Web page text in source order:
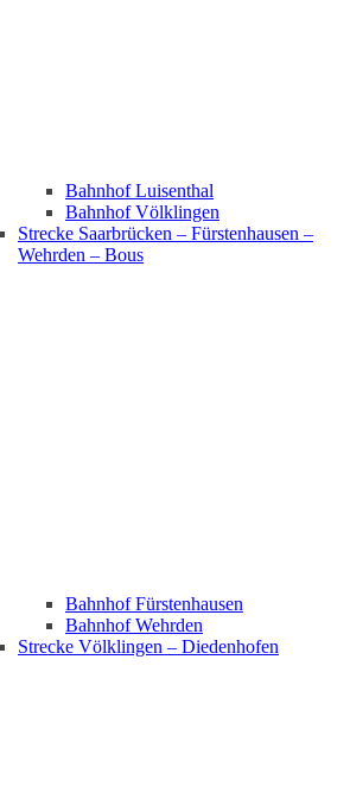
Bahnhof Luisenthal
Bahnhof Völklingen
Strecke Saarbrücken – Fürstenhausen –
Wehrden – Bous
Bahnhof Fürstenhausen
Bahnhof Wehrden
Strecke Völklingen – Diedenhofen